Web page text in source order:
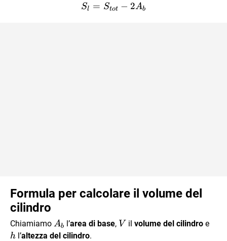
S_l = S_{tot}-2A_b
Sl = Stot − 2Ab
Formula per calcolare il volume del
cilindro
Chiamiamo A_b
Ab l’area di base, V
V ilvolume del cilindro e
h l’altezza del cilindro.